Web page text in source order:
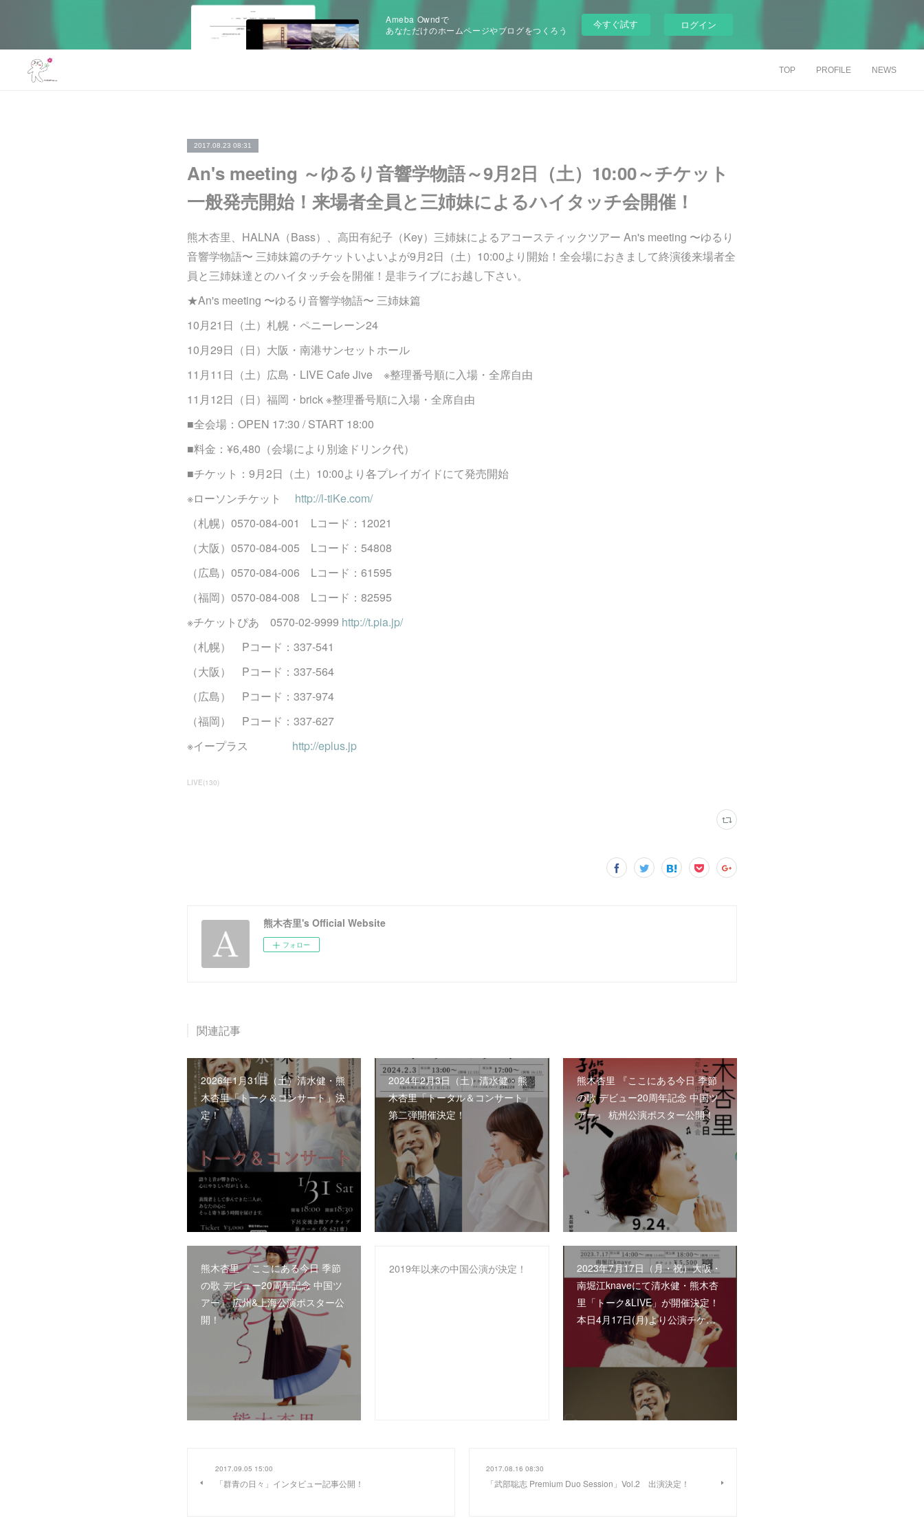
Ameba Owndで
あなただけのホームページやブログをつくろう
今すぐ試す ログイン
TOP PROFILE NEWS
2017.08.23 08:31
An's meeting ～ゆるり音響学物語～9月2日（土）10:00～チケット
一般発売開始！来場者全員と三姉妹によるハイタッチ会開催！
熊木杏里、HALNA（Bass）、高田有紀子（Key）三姉妹によるアコースティックツアー An's meeting 〜ゆるり
音響学物語〜 三姉妹篇のチケットいよいよが9月2日（土）10:00より開始！全会場におきまして終演後来場者全
員と三姉妹達とのハイタッチ会を開催！是非ライブにお越し下さい。
★An's meeting 〜ゆるり音響学物語〜 三姉妹篇
10月21日（土）札幌・ペニーレーン24
10月29日（日）大阪・南港サンセットホール
11月11日（土）広島・LIVE Cafe Jive ※整理番号順に入場・全席自由
11月12日（日）福岡・brick ※整理番号順に入場・全席自由
■全会場：OPEN 17:30 / START 18:00
■料金：¥6,480（会場により別途ドリンク代）
■チケット：9月2日（土）10:00より各プレイガイドにて発売開始
※ローソンチケット http://l-tiKe.com/
（札幌）0570-084-001 Lコード：12021
（大阪）0570-084-005 Lコード：54808
（広島）0570-084-006 Lコード：61595
（福岡）0570-084-008 Lコード：82595
※チケットぴあ 0570-02-9999 http://t.pia.jp/
（札幌） Pコード：337-541
（大阪） Pコード：337-564
（広島） Pコード：337-974
（福岡） Pコード：337-627
※イープラス http://eplus.jp
LIVE(130)
熊木杏里's Official Website
フォロー
関連記事
2026年1月31日（土）清水健・熊
木杏里「トーク＆コンサート」決
定！
2024年2月3日（土）清水健・熊
木杏里「トータル＆コンサート」
第二弾開催決定！
熊木杏里 『ここにある今日 季節
の歌 デビュー20周年記念 中国ツ
アー』 杭州公演ポスター公開！
熊木杏里 『ここにある今日 季節
の歌 デビュー20周年記念 中国ツ
アー』 広州&上海公演ポスター公
開！
2019年以来の中国公演が決定！
2023年7月17日（月・祝）大阪・
南堀江knaveにて清水健・熊木杏
里「トーク&LIVE」が開催決定！
本日4月17日(月)より公演チケ…
2017.09.05 15:00
「群青の日々」インタビュー記事公開！
2017.08.16 08:30
「武部聡志 Premium Duo Session」Vol.2 出演決定！